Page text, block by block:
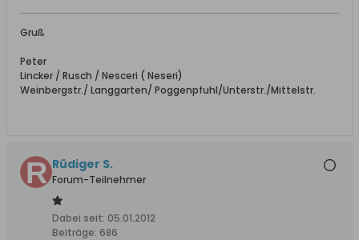
Gruß
Peter
Lincker / Rusch / Nesceri ( Neseri)
Weinbergstr./ Langgarten/ Poggenpfuhl/Unterstr./Mittelstr.
Rüdiger S.
Forum-Teilnehmer
Dabei seit: 05.01.2012
Beiträge: 686